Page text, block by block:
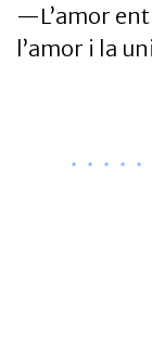
—L’amor
l’amor i la